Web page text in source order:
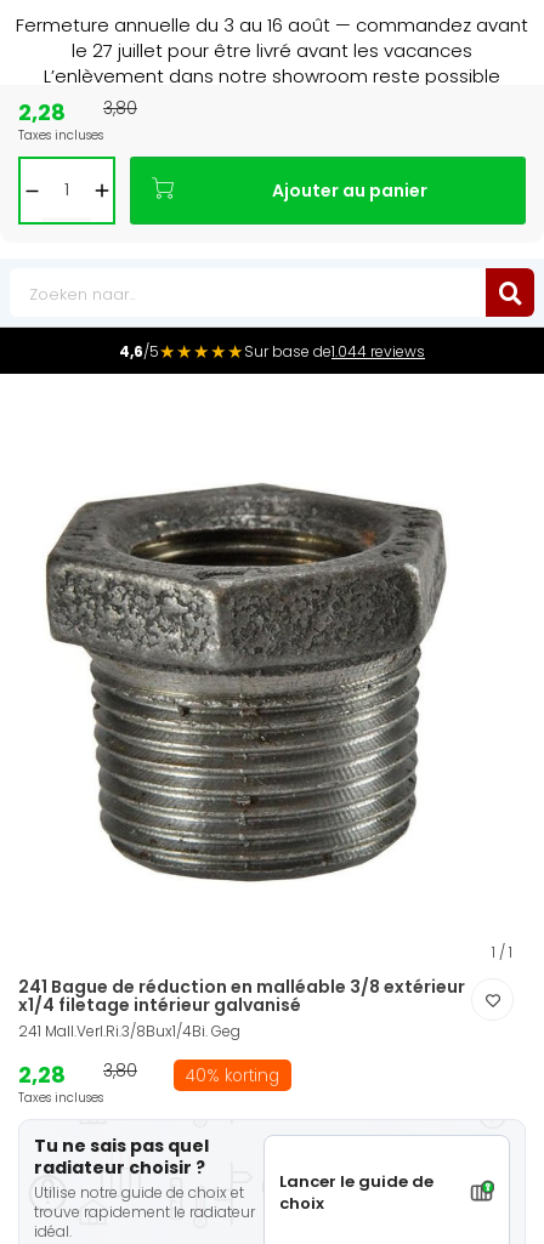
Fermeture annuelle du 3 au 16 août — commandez avant
le 27 juillet pour être livré avant les vacances
L’enlèvement dans notre showroom reste possible
4,6/5★★★★★Sur base de1.044 reviews
1 / 1
241 Bague de réduction en malléable 3/8 extérieur
x1/4 filetage intérieur galvanisé
241 Mall.Verl.Ri.3/8Bux1/4Bi. Geg
2,28
Taxes incluses
3,80 40% korting
Tu ne sais pas quel
radiateur choisir ?
Utilise notre guide de choix et
trouve rapidement le radiateur
idéal.
Lancer le guide de
choix
2,28
Taxes incluses
3,80
Ajouter au panier